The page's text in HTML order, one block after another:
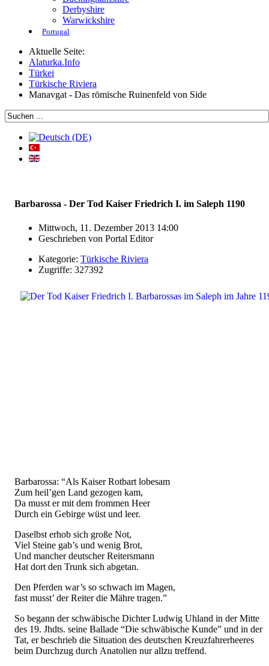
Derbyshire
Warwickshire
Portugal
Aktuelle Seite:
Alaturka.Info
Türkei
Türkische Riviera
Manavgat - Das römische Ruinenfeld von Side
Barbarossa - Der Tod Kaiser Friedrich I. im Saleph 1190
Mittwoch, 11. Dezember 2013 14:00
Geschrieben von Portal Editor
Kategorie: Türkische Riviera
Zugriffe: 327392
Barbarossa: “Als Kaiser Rotbart lobesam
Zum heil’gen Land gezogen kam,
Da musst er mit dem frommen Heer
Durch ein Gebirge wüst und leer.
Daselbst erhob sich große Not,
Viel Steine gab’s und wenig Brot,
Und mancher deutscher Reitersmann
Hat dort den Trunk sich abgetan.
Den Pferden war’s so schwach im Magen,
fast musst’ der Reiter die Mähre tragen.”
So begann der schwäbische Dichter Ludwig Uhland in der Mitte
des 19. Jhdts. seine Ballade “Die schwäbische Kunde” und in der
Tat, er beschrieb die Situation des deutschen Kreuzfahrerheeres
beim Durchzug durch Anatolien nur allzu treffend.